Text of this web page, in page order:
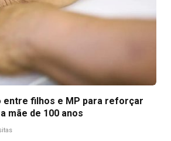
entre filhos e MP para reforçar
mãe de 100 anos